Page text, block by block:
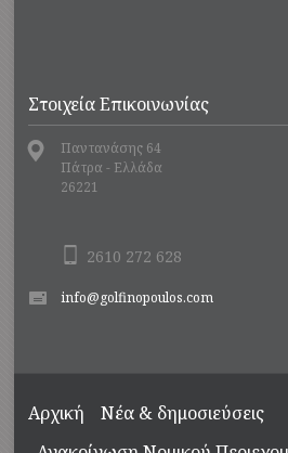
Στοιχεία Επικοινωνίας
Παντανάσης 64
Πάτρα - Ελλάδα
26221
2610 272 628
info@golfinopoulos.com
Αρχική
Νέα & δημοσιεύσεις